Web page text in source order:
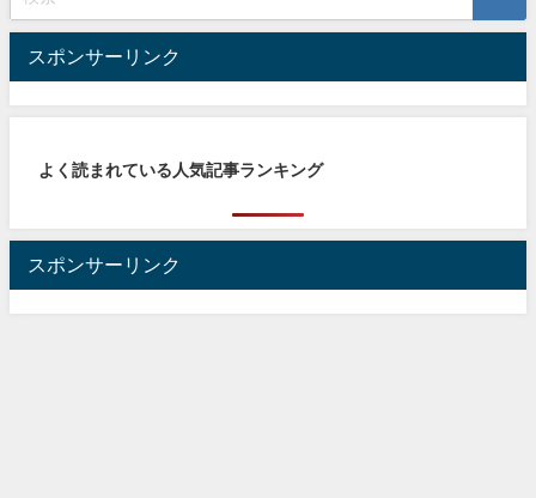
スポンサーリンク
よく読まれている人気記事ランキング
スポンサーリンク